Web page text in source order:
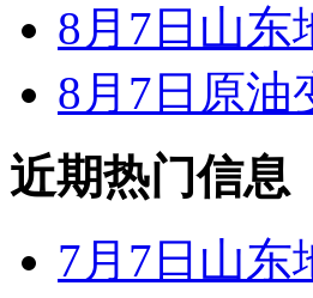
8月7日山东
8月7日原油
近期热门信息
7月7日山东